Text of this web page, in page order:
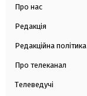
Про нас
Редакція
Редакційна політика
Про телеканал
Телеведучі